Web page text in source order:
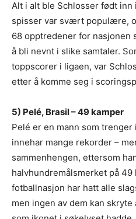
Alt i alt ble Schlosser født
spisser var svært populære,
68 opptredener for nasjonen
å bli nevnt i slike samtaler.
toppscorer i ligaen, var
etter å komme seg i
5) Pelé, Brasil – 49 kamper
Pelé er en mann som
innehar mange rekorder –
sammenhengen, ettersom
halvhundremålsmerket på 49
fotballnasjon har hatt alle
men ingen av dem kan